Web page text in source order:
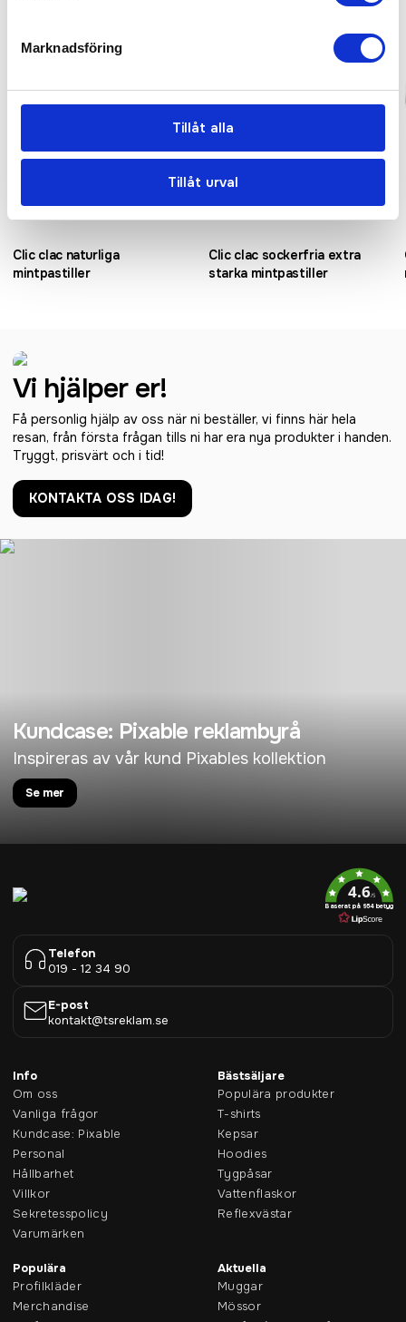
Marknadsföring
Tillåt alla
Tillåt urval
Clic clac naturliga
mintpastiller
Clic clac sockerfria extra
starka mintpastiller
Vi hjälper er!
Få personlig hjälp av oss när ni beställer, vi finns här hela
resan, från första frågan tills ni har era nya produkter i handen.
Tryggt, prisvärt och i tid!
KONTAKTA OSS IDAG!
Kundcase: Pixable reklambyrå
Inspireras av vår kund Pixables kollektion
Se mer
4.6/5
Baserat på 954 betyg
Telefon
019 - 12 34 90
E-post
kontakt@tsreklam.se
Info
Om oss
Vanliga frågor
Kundcase: Pixable
Personal
Hållbarhet
Villkor
Sekretesspolicy
Varumärken
Bästsäljare
Populära produkter
T-shirts
Kepsar
Hoodies
Tygpåsar
Vattenflaskor
Reflexvästar
Populära
Profilkläder
Merchandise
Aktuella
Muggar
Mössor